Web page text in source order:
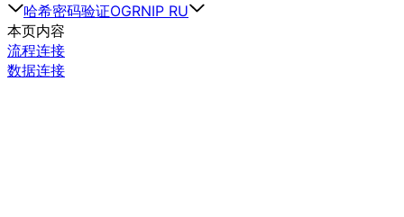
哈希密码验证OGRNIP RU
本页内容
流程连接
数据连接